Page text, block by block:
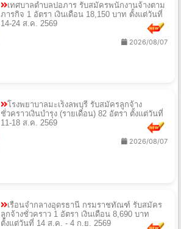
เทศบาลตำบลปอภาร รับสมัครพนักงานจ้างตาม
ภารกิจ 1 อัตรา เงินเดือน 18,150 บาท ตั้งแต่วันที่
14-24 ส.ค. 2569
2026/08/07
โรงพยาบาลมะเร็งลพบุรี รับสมัครลูกจ้าง
ชั่วคราวเงินบำรุง (รายเดือน) 82 อัตรา ตั้งแต่วันที่
11-18 ส.ค. 2569
2026/08/07
เรือนจำกลางอุดรธานี กรมราชทัณฑ์ รับสมัคร
ลูกจ้างชั่วคราว 1 อัตรา เงินเดือน 8,690 บาท
ตั้งแต่วันที่ 14 ส.ค. - 4 ก.ย. 2569